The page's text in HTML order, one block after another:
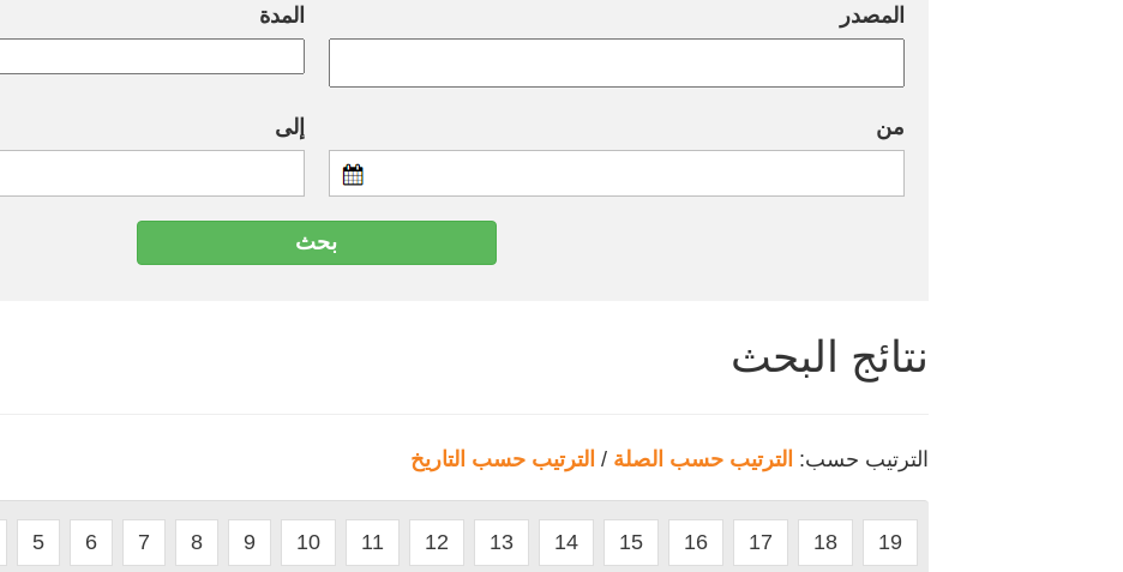
المصدر المدة
من إلى
نتائج البحث
الترتيب حسب: الترتيب حسب الصلة / الترتيب حسب التاريخ
5 6 7 8 9 10 11 12 13 14 15 16 17 18 19